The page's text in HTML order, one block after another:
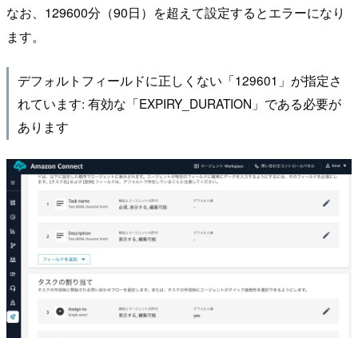
なお、129600分（90日）を超えて設定するとエラーになり
ます。
デフォルトフィールドに正しくない「129601」が指定さ
れています: 有効な「EXPIRY_DURATION」である必要が
あります